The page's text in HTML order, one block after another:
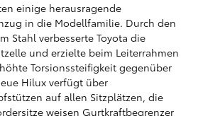
einige herausragende
in die Modellfamilie. Durch den
Stahl verbesserte Toyota die
und erzielte beim Leiterrahmen
Torsionssteifigkeit gegenüber
Hilux verfügt über
auf allen Sitzplätzen, die
weisen Gurtkraftbegrenzer